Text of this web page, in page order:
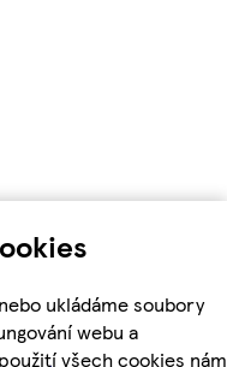
ukládáme soubory
webu a
všech cookies nám